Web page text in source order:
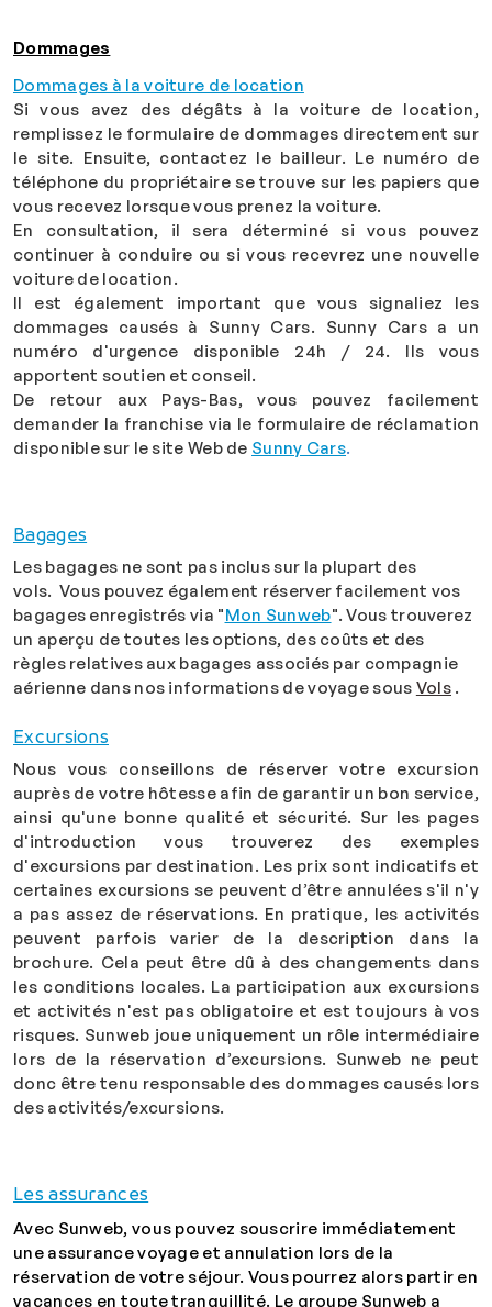
Dommages
Dommages à la voiture de location
Si vous avez des dégâts à la voiture de location,
remplissez le formulaire de dommages directement sur
le site. Ensuite, contactez le bailleur. Le numéro de
téléphone du propriétaire se trouve sur les papiers que
vous recevez lorsque vous prenez la voiture.
En consultation, il sera déterminé si vous pouvez
continuer à conduire ou si vous recevrez une nouvelle
voiture de location.
Il est également important que vous signaliez les
dommages causés à Sunny Cars. Sunny Cars a un
numéro d'urgence disponible 24h / 24. Ils vous
apportent soutien et conseil.
De retour aux Pays-Bas, vous pouvez facilement
demander la franchise via le formulaire de réclamation
disponible sur le site Web de Sunny Cars.
Bagages
Les bagages ne sont pas inclus sur la plupart des
vols. Vous pouvez également réserver facilement vos
bagages enregistrés via "Mon Sunweb". Vous trouverez
un aperçu de toutes les options, des coûts et des
règles relatives aux bagages associés par compagnie
aérienne dans nos informations de voyage sous Vols .
Excursions
Nous vous conseillons de réserver votre excursion
auprès de votre hôtesse afin de garantir un bon service,
ainsi qu'une bonne qualité et sécurité. Sur les pages
d'introduction vous trouverez des exemples
d'excursions par destination. Les prix sont indicatifs et
certaines excursions se peuvent d’être annulées s'il n'y
a pas assez de réservations. En pratique, les activités
peuvent parfois varier de la description dans la
brochure. Cela peut être dû à des changements dans
les conditions locales. La participation aux excursions
et activités n'est pas obligatoire et est toujours à vos
risques. Sunweb joue uniquement un rôle intermédiaire
lors de la réservation d’excursions. Sunweb ne peut
donc être tenu responsable des dommages causés lors
des activités/excursions.
Les assurances
Avec Sunweb, vous pouvez souscrire immédiatement
une assurance voyage et annulation lors de la
réservation de votre séjour. Vous pourrez alors partir en
vacances en toute tranquillité. Le groupe Sunweb a